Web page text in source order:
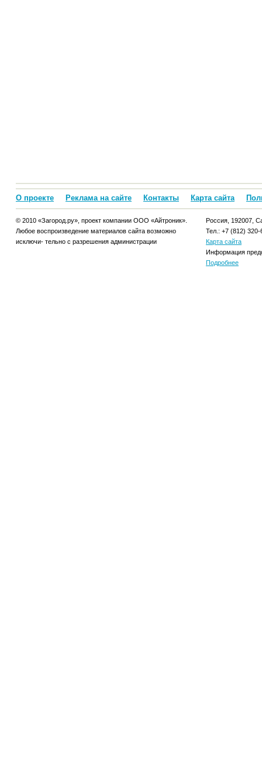
О проекте Реклама на сайте Контакты Карта сайта
© 2010 «Загород.ру», проект компании ООО «Айтроник».
Любое воспроизведение материалов сайта возможно
исключи- тельно с разрешения администрации
Россия, 192007,
Тел.: +7 (812) 320-
Карта сайта
Информация
Подробнее